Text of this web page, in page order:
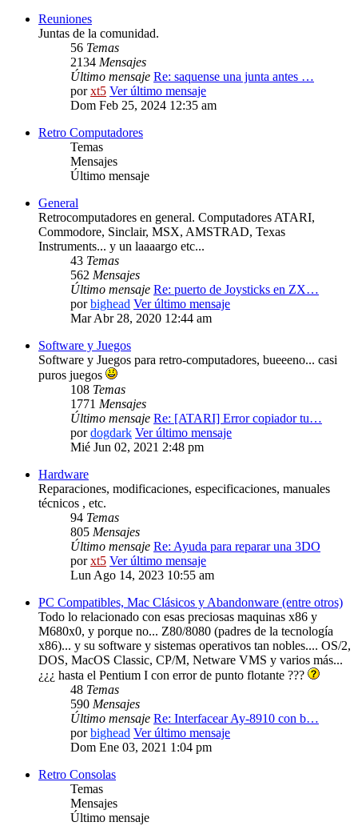
Reuniones
Juntas de la comunidad.
56 Temas
2134 Mensajes
Último mensaje Re: saquense una junta antes …
porxt5 Ver último mensaje
Dom Feb 25, 2024 12:35 am
Retro Computadores
Temas
Mensajes
Último mensaje
General
Retrocomputadores en general. Computadores ATARI,
Commodore, Sinclair, MSX, AMSTRAD, Texas
Instruments... y un laaaargo etc...
43 Temas
562 Mensajes
Último mensaje Re: puerto de Joysticks en ZX…
porbighead Ver último mensaje
Mar Abr 28, 2020 12:44 am
Software y Juegos
Software y Juegos para retro-computadores, bueeeno... casi
puros juegos
108 Temas
1771 Mensajes
Último mensaje Re: [ATARI] Error copiador tu…
pordogdark Ver último mensaje
Mié Jun 02, 2021 2:48 pm
Hardware
Reparaciones, modificaciones, especificaciones, manuales
técnicos , etc.
94 Temas
805 Mensajes
Último mensaje Re: Ayuda para reparar una 3DO
porxt5 Ver último mensaje
Lun Ago 14, 2023 10:55 am
PC Compatibles, Mac Clásicos y Abandonware (entre otros)
Todo lo relacionado con esas preciosas maquinas x86 y
M680x0, y porque no... Z80/8080 (padres de la tecnología
x86)... y su software y sistemas operativos tan nobles.... OS/2,
DOS, MacOS Classic, CP/M, Netware VMS y varios más...
¿¿¿ hasta el Pentium I con error de punto flotante ???
48 Temas
590 Mensajes
Último mensaje Re: Interfacear Ay-8910 con b…
porbighead Ver último mensaje
Dom Ene 03, 2021 1:04 pm
Retro Consolas
Temas
Mensajes
Último mensaje